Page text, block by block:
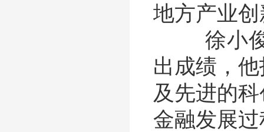
地方产业
徐小俊
出成绩，
及先进的
金融发展